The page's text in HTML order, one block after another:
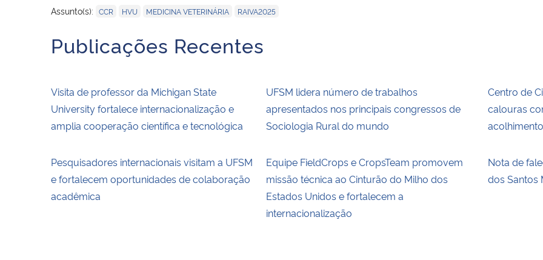
Assunto(s): CCR HVU MEDICINA VETERINÁRIA RAIVA2025
Publicações Recentes
Visita de professor da Michigan State
University fortalece internacionalização e
amplia cooperação científica e tecnológica
UFSM lidera número de trabalhos
apresentados nos principais congressos de
Sociologia Rural do mundo
Centro de
calouras
acolhimento
Pesquisadores internacionais visitam a UFSM
e fortalecem oportunidades de colaboração
acadêmica
Equipe FieldCrops e CropsTeam promovem
missão técnica ao Cinturão do Milho dos
Estados Unidos e fortalecem a
internacionalização
Nota de
dos Santos